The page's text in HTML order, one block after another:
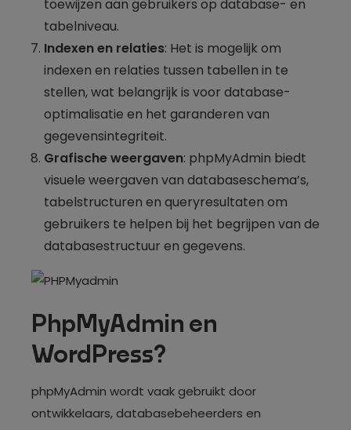
toewijzen aan gebruikers op database- en
tabelniveau.
Indexen en relaties: Het is mogelijk om
indexen en relaties tussen tabellen in te
stellen, wat belangrijk is voor database-
optimalisatie en het garanderen van
gegevensintegriteit.
Grafische weergaven: phpMyAdmin biedt
visuele weergaven van databaseschema’s,
tabelstructuren en queryresultaten om
gebruikers te helpen bij het begrijpen van de
databasestructuur en gegevens.
PhpMyAdmin en
WordPress?
phpMyAdmin wordt vaak gebruikt door
ontwikkelaars, databasebeheerders en